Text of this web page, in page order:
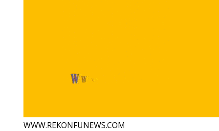
WWW.REKONFUNEWS.COM